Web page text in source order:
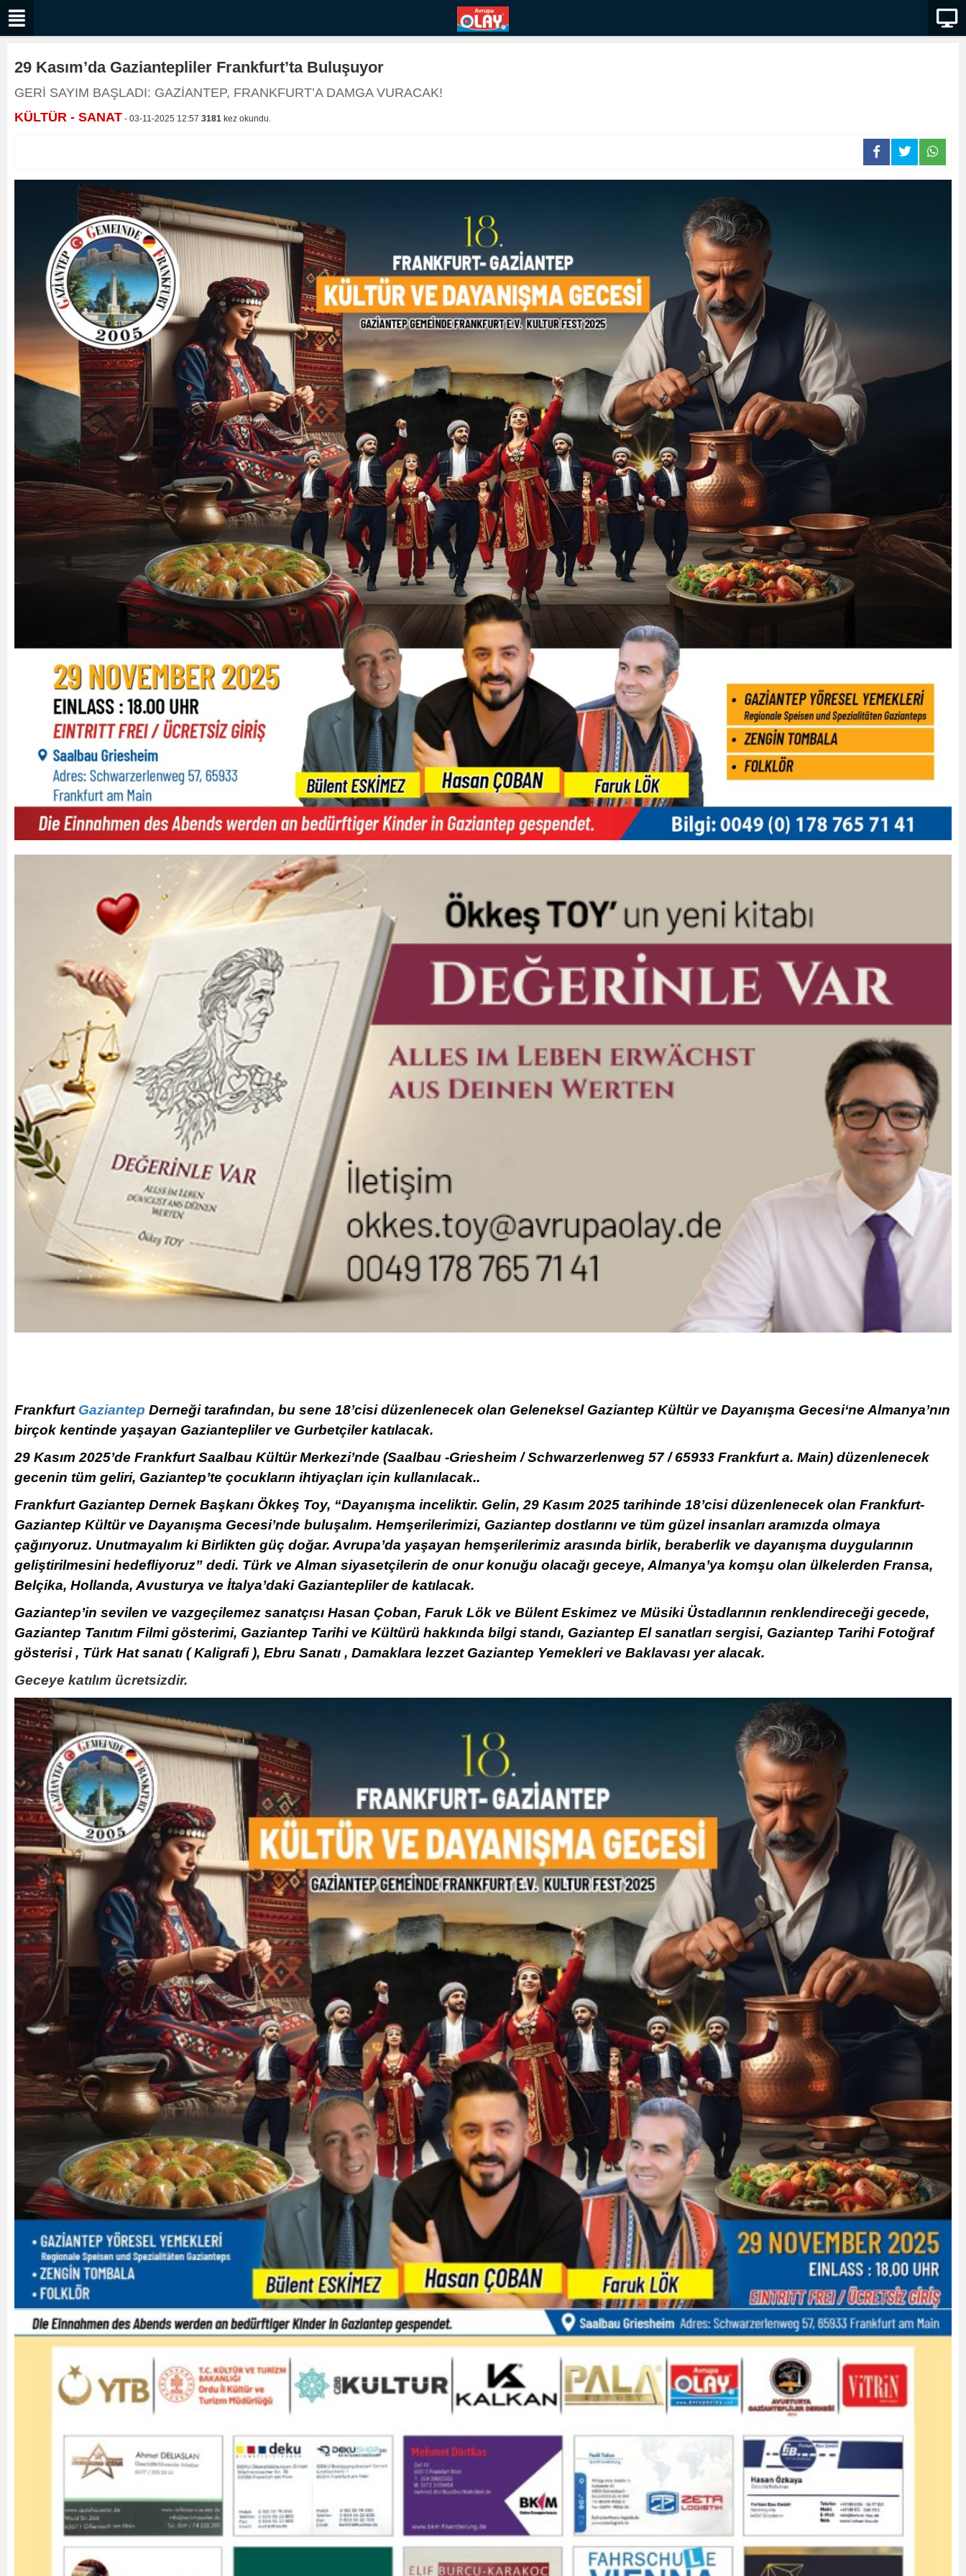
29 Kasım’da Gaziantepliler Frankfurt’ta Buluşuyor
GERİ SAYIM BAŞLADI: GAZİANTEP, FRANKFURT’A DAMGA VURACAK!
KÜLTÜR - SANAT - 03-11-2025 12:57 3181 kez okundu.
Frankfurt Gaziantep Derneği tarafından, bu sene 18’cisi düzenlenecek olan Geleneksel Gaziantep Kültür ve Dayanışma Gecesi‘ne Almanya’nın
birçok kentinde yaşayan Gaziantepliler ve Gurbetçiler katılacak.
29 Kasım 2025’de Frankfurt Saalbau Kültür Merkezi’nde (Saalbau -Griesheim / Schwarzerlenweg 57 / 65933 Frankfurt a. Main) düzenlenecek
gecenin tüm geliri, Gaziantep’te çocukların ihtiyaçları için kullanılacak..
Frankfurt Gaziantep Dernek Başkanı Ökkeş Toy, “Dayanışma inceliktir. Gelin, 29 Kasım 2025 tarihinde 18’cisi düzenlenecek olan Frankfurt-
Gaziantep Kültür ve Dayanışma Gecesi’nde buluşalım. Hemşerilerimizi, Gaziantep dostlarını ve tüm güzel insanları aramızda olmaya
çağırıyoruz. Unutmayalım ki Birlikten güç doğar. Avrupa’da yaşayan hemşerilerimiz arasında birlik, beraberlik ve dayanışma duygularının
geliştirilmesini hedefliyoruz” dedi. Türk ve Alman siyasetçilerin de onur konuğu olacağı geceye, Almanya’ya komşu olan ülkelerden Fransa,
Belçika, Hollanda, Avusturya ve İtalya’daki Gaziantepliler de katılacak.
Gaziantep’in sevilen ve vazgeçilemez sanatçısı Hasan Çoban, Faruk Lök ve Bülent Eskimez ve Müsiki Üstadlarının renklendireceği gecede,
Gaziantep Tanıtım Filmi gösterimi, Gaziantep Tarihi ve Kültürü hakkında bilgi standı, Gaziantep El sanatları sergisi, Gaziantep Tarihi Fotoğraf
gösterisi , Türk Hat sanatı ( Kaligrafi ), Ebru Sanatı , Damaklara lezzet Gaziantep Yemekleri ve Baklavası yer alacak.
Geceye katılım ücretsizdir.